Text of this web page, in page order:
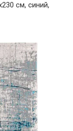
см, синий,